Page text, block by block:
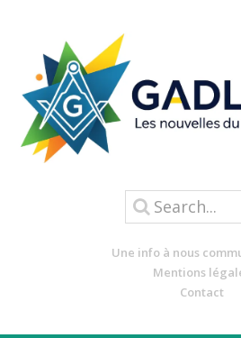
Une info à nous
Mentions
Contact